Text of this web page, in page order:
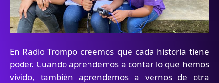
En Radio Trompo creemos que cada historia tiene
poder. Cuando aprendemos a contar lo que hemos
vivido, también aprendemos a vernos de otra